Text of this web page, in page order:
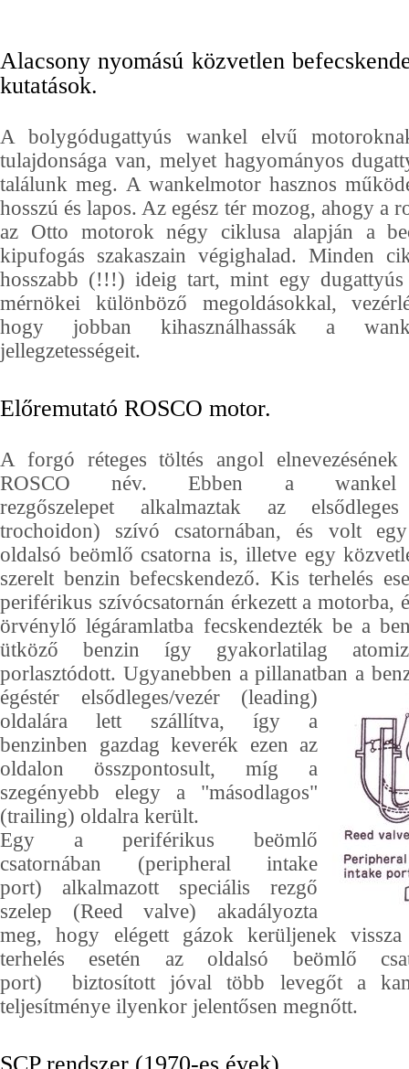
Alacsony nyomású közvetlen
kutatások.
A bolygódugattyús wankel elvű
tulajdonsága van, melyet hagyományos
találunk meg. A wankelmotor hasznos
hosszú és lapos. Az egész tér mozog, ahogy a
az Otto motorok négy ciklusa alapján a
kipufogás szakaszain végighalad. Minden
hosszabb (!!!) ideig tart, mint egy
mérnökei különböző megoldásokkal,
hogy jobban kihasználhassák a
jellegzetességeit.
Előremutató ROSCO motor.
A forgó réteges töltés angol
ROSCO név. Ebben a wankel
rezgőszelepet alkalmaztak az
trochoidon) szívó csatornában, és volt
oldalsó beömlő csatorna is, illetve egy
szerelt benzin befecskendező. Kis terhelés
periférikus szívócsatornán érkezett a motorba,
örvénylő légáramlatba fecskendezték be a
ütköző benzin így gyakorlatilag
porlasztódott. Ugyanebben a pillanatban a
égéstér elsődleges/vezér (leading)
oldalára lett szállítva, így a
benzinben gazdag keverék ezen az
oldalon összpontosult, míg a
szegényebb elegy a "másodlagos"
(trailing) oldalra került.
Egy a periférikus beömlő
csatornában (peripheral intake
port) alkalmazott speciális rezgő
szelep (Reed valve) akadályozta
meg, hogy elégett gázok kerüljenek
terhelés esetén az oldalsó beömlő
port) biztosított jóval több levegőt a
teljesítménye ilyenkor jelentősen megnőtt.